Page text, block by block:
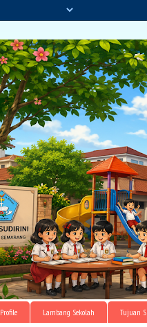
Profile Lambang Sekolah Tujuan